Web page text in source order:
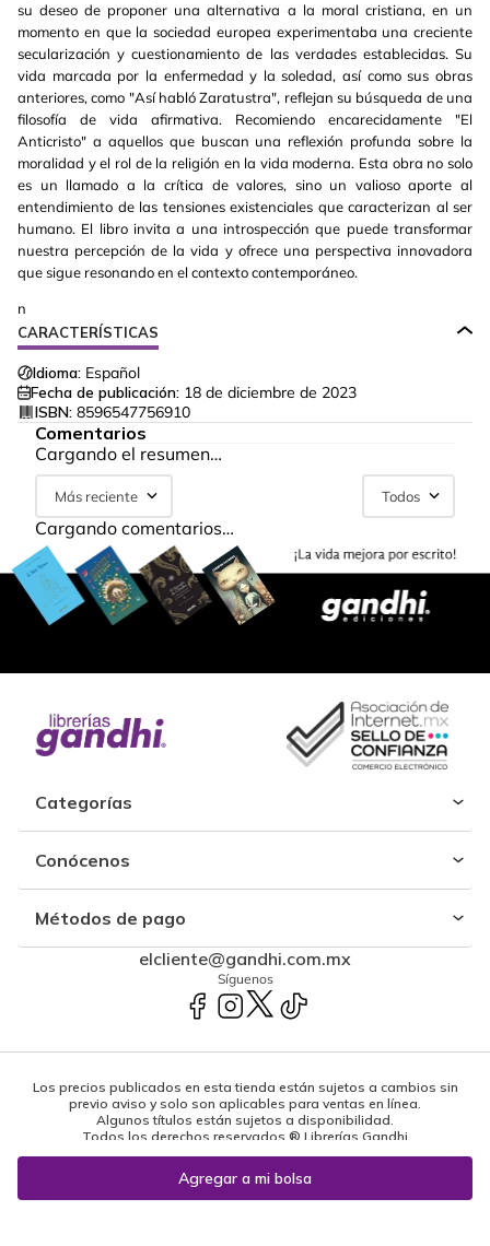
su deseo de proponer una alternativa a la moral cristiana, en un
momento en que la sociedad europea experimentaba una creciente
secularización y cuestionamiento de las verdades establecidas. Su
vida marcada por la enfermedad y la soledad, así como sus obras
anteriores, como "Así habló Zaratustra", reflejan su búsqueda de una
filosofía de vida afirmativa. Recomiendo encarecidamente "El
Anticristo" a aquellos que buscan una reflexión profunda sobre la
moralidad y el rol de la religión en la vida moderna. Esta obra no solo
es un llamado a la crítica de valores, sino un valioso aporte al
entendimiento de las tensiones existenciales que caracterizan al ser
humano. El libro invita a una introspección que puede transformar
nuestra percepción de la vida y ofrece una perspectiva innovadora
que sigue resonando en el contexto contemporáneo.
n
CARACTERÍSTICAS
Idioma: Español
Fecha de publicación: 18 de diciembre de 2023
ISBN: 8596547756910
Comentarios
Cargando el resumen…
Más reciente Todos
Cargando comentarios…
Categorías
Conócenos
Métodos de pago
elcliente@gandhi.com.mx
Síguenos
Los precios publicados en esta tienda están sujetos a cambios sin
previo aviso y solo son aplicables para ventas en línea.
Algunos títulos están sujetos a disponibilidad.
Todos los derechos reservados ® Librerías Gandhi